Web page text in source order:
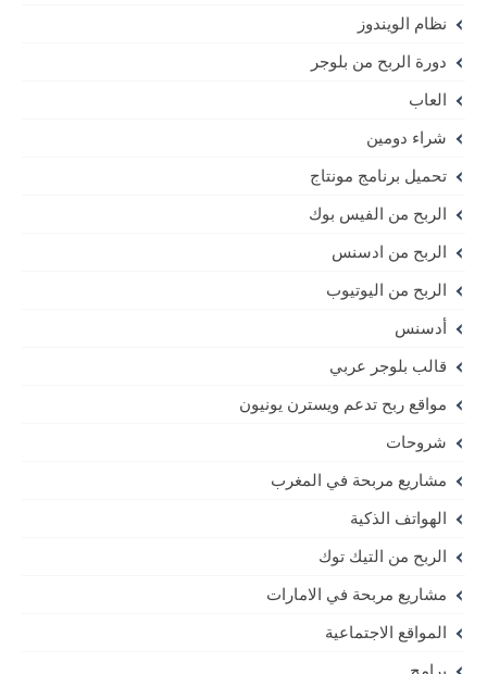
نظام الويندوز
دورة الربح من بلوجر
العاب
شراء دومين
تحميل برنامج مونتاج
الربح من الفيس بوك
الربح من ادسنس
الربح من اليوتيوب
أدسنس
قالب بلوجر عربي
مواقع ربح تدعم ويسترن يونيون
شروحات
مشاريع مربحة في المغرب
الهواتف الذكية
الربح من التيك توك
مشاريع مربحة في الامارات
المواقع الاجتماعية
برامج